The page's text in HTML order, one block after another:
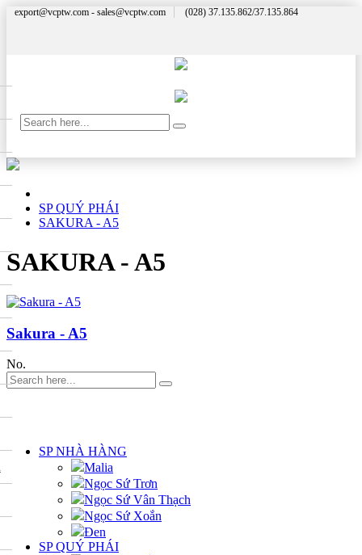
export@vcptw.com - sales@vcptw.com (028) 37.135.862/37.135.864
SP QUÝ PHÁI
SAKURA - A5
SAKURA - A5
Sakura - A5
No.
SP NHÀ HÀNG
Malia
Ngọc Sứ Trơn
Ngọc Sứ Vân Thạch
Ngọc Sứ Xoắn
Đen
SP QUÝ PHÁI